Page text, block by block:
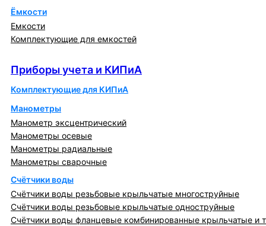
Ёмкости
Емкости
Комплектующие для емкостей
Приборы учета и КИПиА
Комплектующие для КИПиА
Манометры
Манометр эксцентрический
Манометры осевые
Манометры радиальные
Манометры сварочные
Счётчики воды
Счётчики воды резьбовые крыльчатые многоструйные
Счётчики воды резьбовые крыльчатые одноструйные
Счётчики воды фланцевые комбинированные крыльчатые и